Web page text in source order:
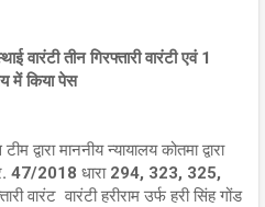
वारंटी तीन गिरफ्तारी वारंटी एवं 1
में किया पेस
द्वारा माननीय न्यायालय कोतमा द्वारा
2018 धारा 294, 323, 325,
वारंट वारंटी हरीराम उर्फ हरी सिंह गोंड